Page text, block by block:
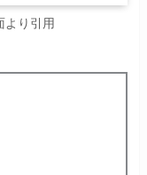
より引用